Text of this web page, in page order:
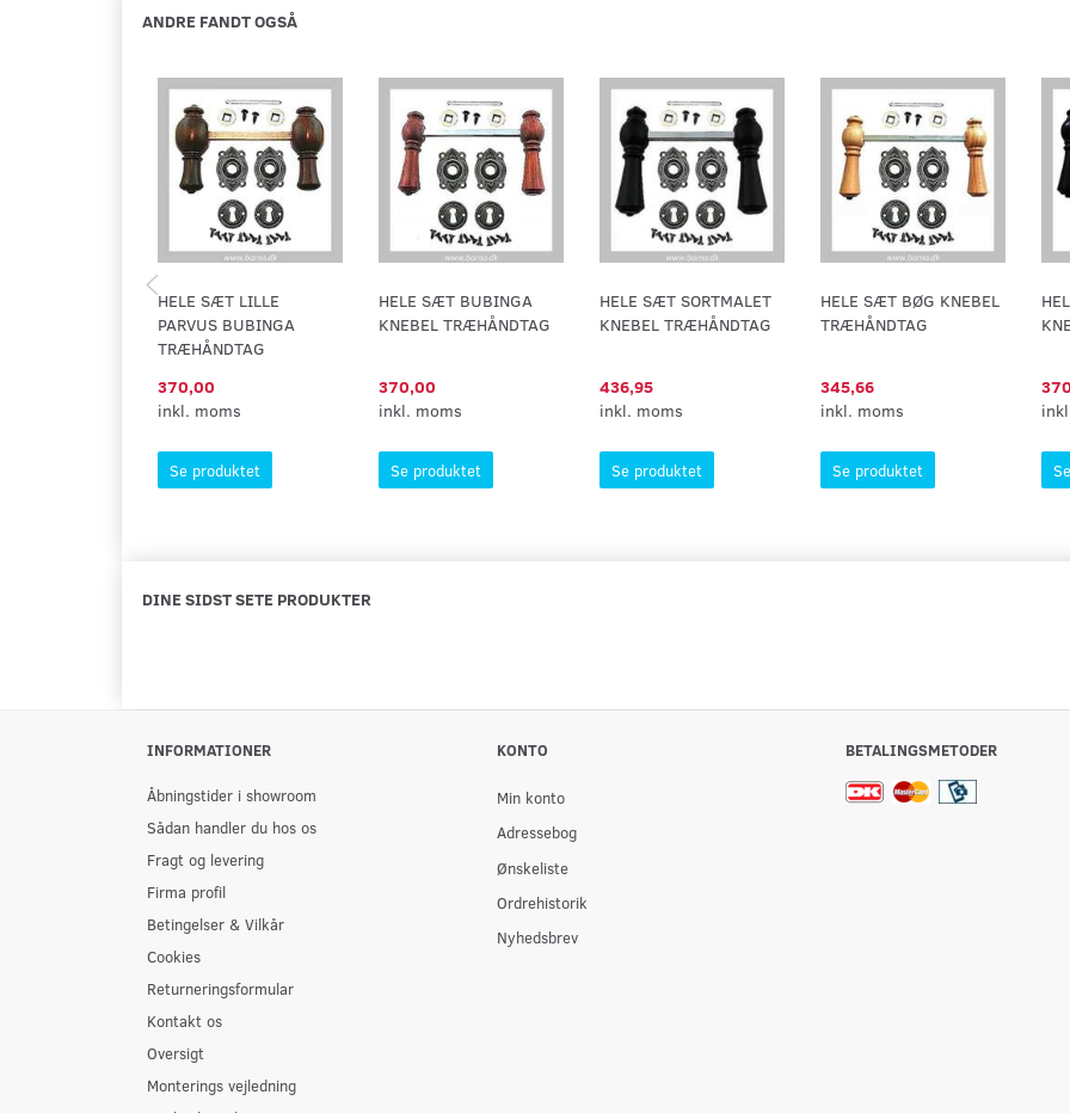
ANDRE FANDT OGSÅ
HELE SÆT LILLE
PARVUS BUBINGA
TRÆHÅNDTAG
370,00
inkl. moms
Se produktet
HELE SÆT BUBINGA
KNEBEL TRÆHÅNDTAG
370,00
inkl. moms
Se produktet
HELE SÆT SORTMALET
KNEBEL TRÆHÅNDTAG
436,95
inkl. moms
Se produktet
HELE SÆT BØG KNEBEL
TRÆHÅNDTAG
345,66
inkl. moms
Se produktet
DINE SIDST SETE PRODUKTER
INFORMATIONER
Åbningstider i showroom
Sådan handler du hos os
Fragt og levering
Firma profil
Betingelser & Vilkår
Cookies
Returneringsformular
Kontakt os
Oversigt
Monterings vejledning
KONTO
Min konto
Adressebog
Ønskeliste
Ordrehistorik
Nyhedsbrev
BETALINGSMETODER